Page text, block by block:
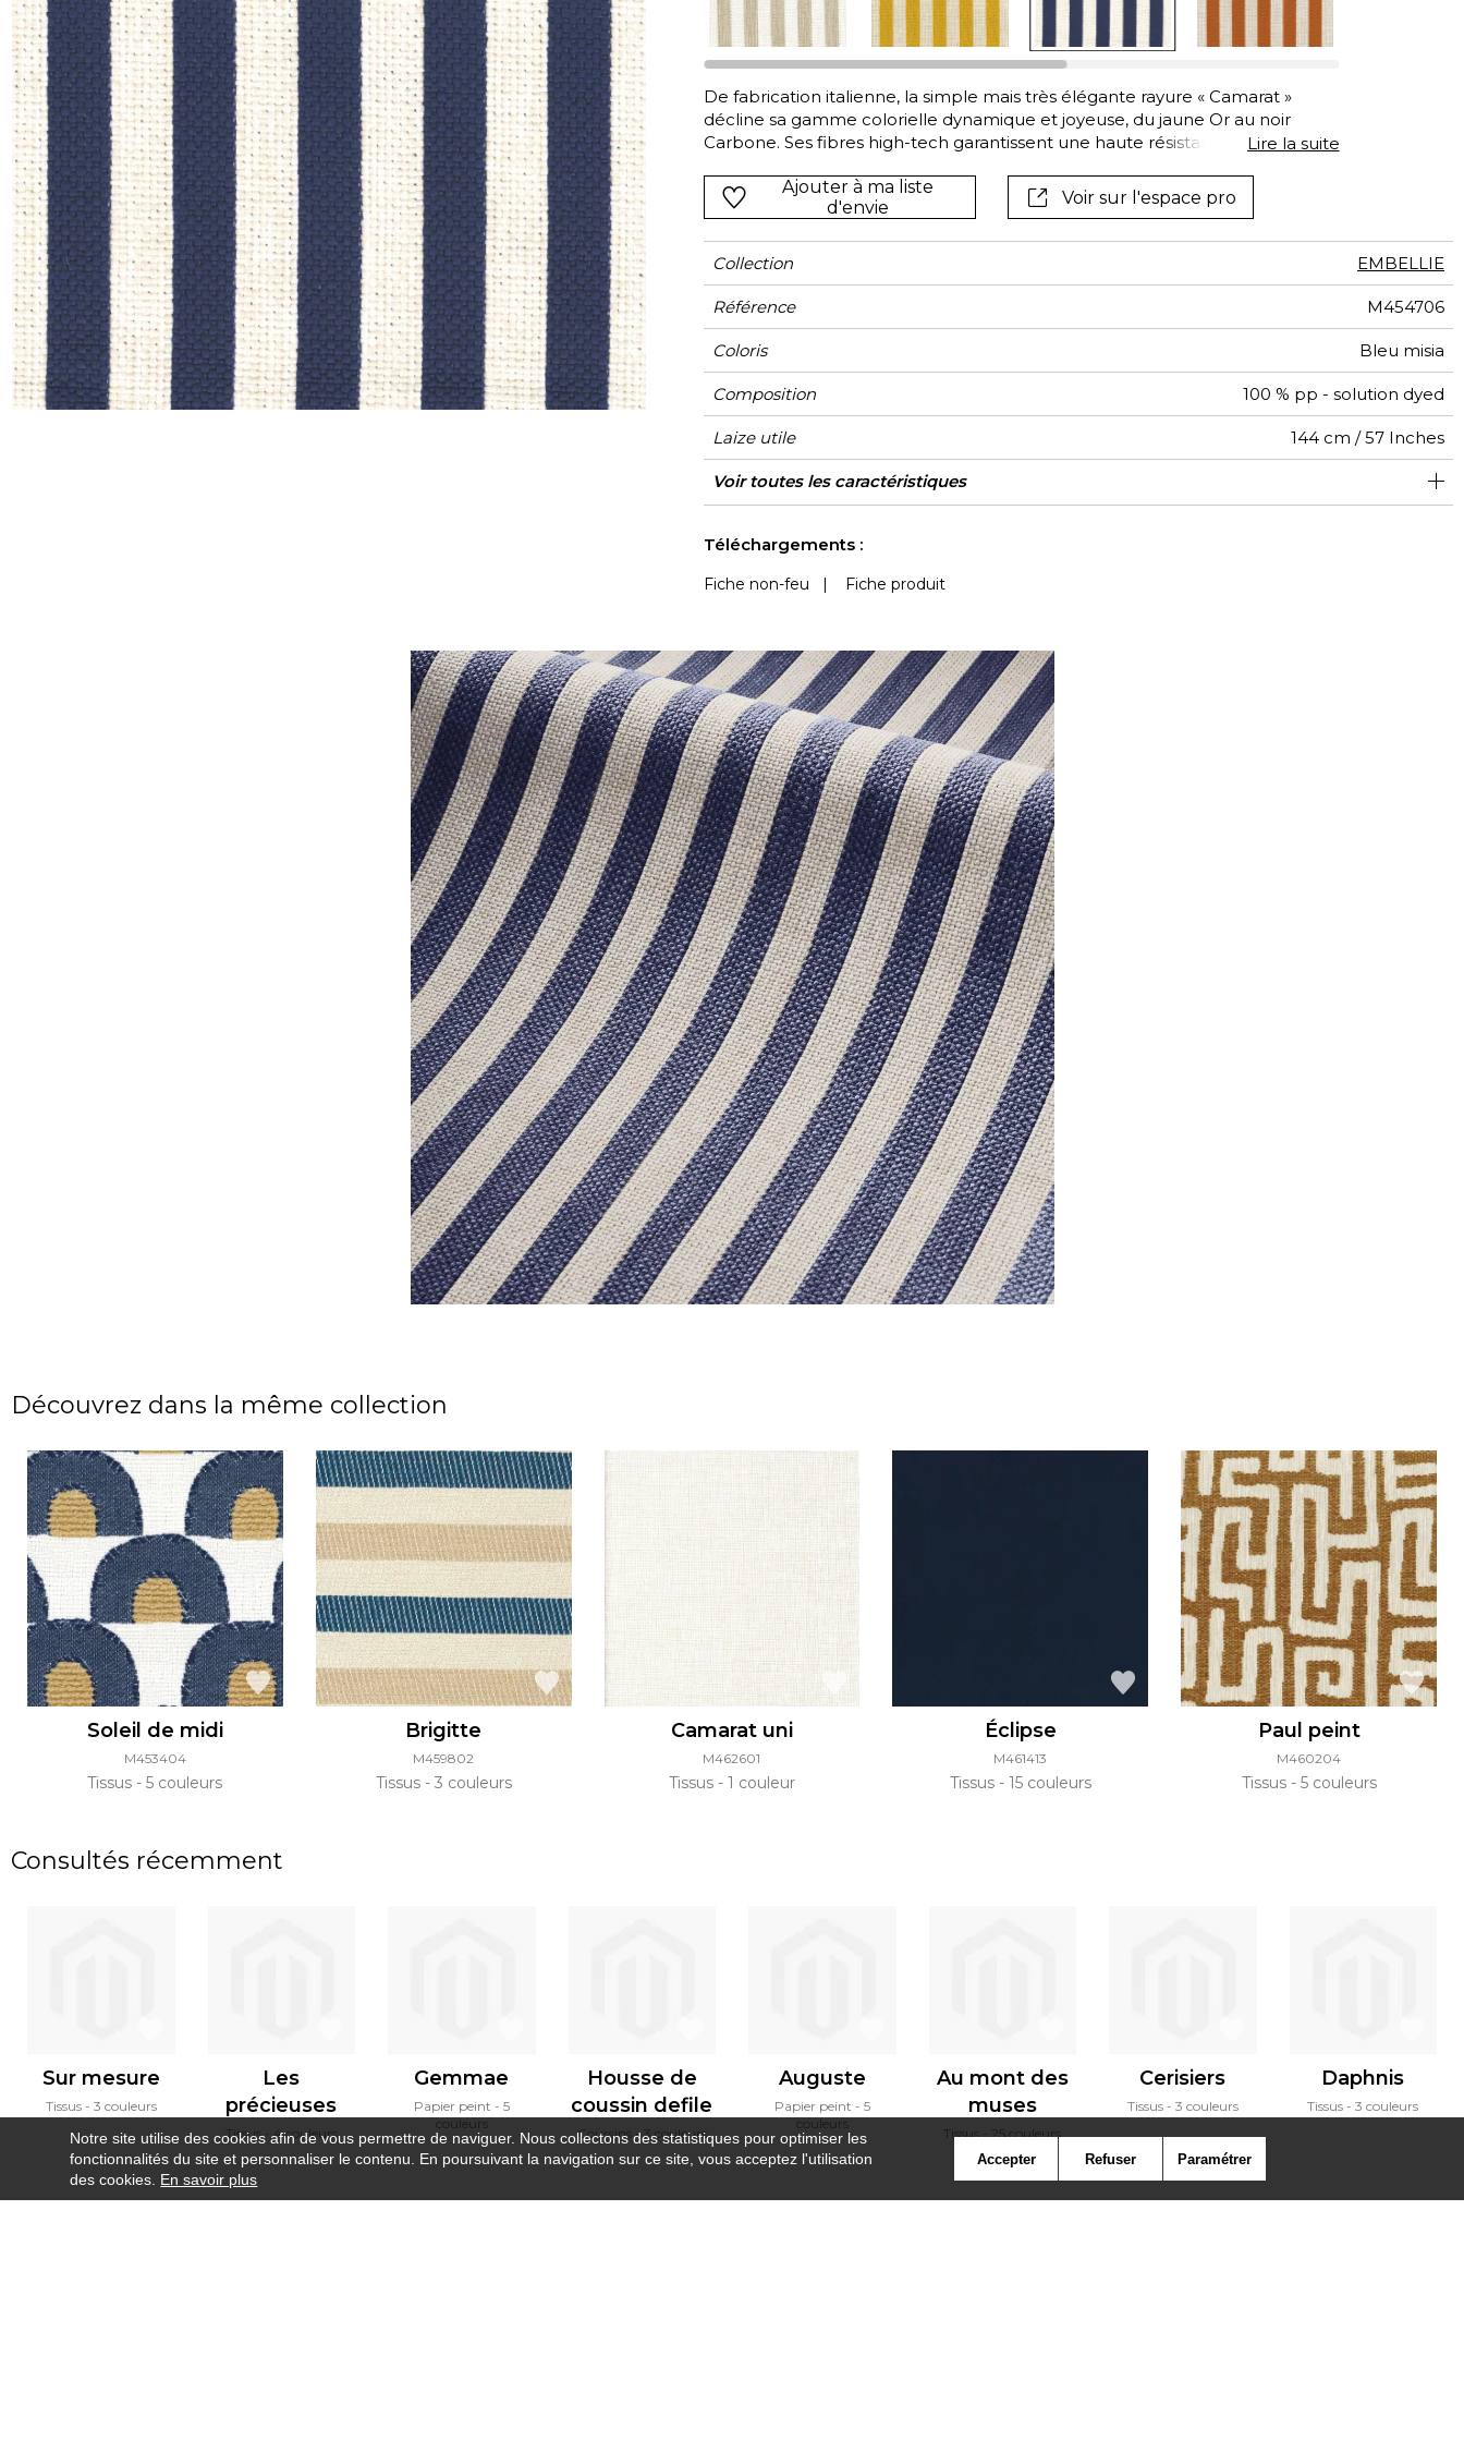
Satin
Soie
Velours
Rose
Rouge
Vert
Violet
De fabrication italienne, la simple mais très élégante rayure « Camarat »
décline sa gamme colorielle dynamique et joyeuse, du jaune Or au noir
Carbone. Ses fibres high-tech garantissent une haute résistance à l’eau
aux intempéries. C'est en outre une fibre d'entretien facile, pour des
confections à usage intensif vouées à demeurer autant en intérieur qu’en
non-toxicité et son éco-durabilité. À noter que Camarat est également
disponible dans un coloris ivoire uni, sans rayure.
Lire la suite
Ajouter à ma liste
d'envie
Voir sur l'espace pro
Collection EMBELLIE
Référence M454706
Coloris Bleu misia
Composition 100 % pp - solution dyed
Laize utile 144 cm / 57 Inches
Raccord Raccord libre
Test Martindale 40000
Usage martindale
Siège à usage intensif : >40,000 cycles (Martindale) et/ou >30,000
doubles rubs (Wyzenbeek)
Wyzenbeek 65000
Sens De large
Poids g/m² 545
Performance
Accoustique
aw - 0.15
Usage
Entretien
Pays d'origine Italie
Rapport Horizontal 3 cm / 1 Inches
Caractéristiques
Outdoor
Séchage rapide
Anti-moisissure
Voir toutes les caractéristiques
Téléchargements :
Fiche non-feu Fiche produit
Découvrez dans la même collection
Soleil de midi
M453404
Tissus 5 couleurs
Brigitte
M459802
Tissus 3 couleurs
Camarat uni
M462601
Tissus 1 couleur
Éclipse
M461413
Tissus 15 couleurs
Paul peint
M460204
Tissus 5 couleurs
Consultés récemment
Sur mesure
Tissus 3 couleurs
Les
précieuses
Tissus 4 couleurs
Gemmae
Papier peint
5
couleurs
Housse de
coussin defile
Coussins 3 couleurs
Auguste
Papier peint
5
couleurs
Au mont des
muses
Tissus 25 couleurs
Cerisiers
Tissus 3 couleurs
Daphnis
Tissus 3 couleurs
Notre site utilise des cookies afin de vous permettre de naviguer. Nous collectons des statistiques pour optimiser les
fonctionnalités du site et personnaliser le contenu. En poursuivant la navigation sur ce site, vous acceptez l'utilisation
des cookies. En savoir plus
Accepter Refuser Paramétrer